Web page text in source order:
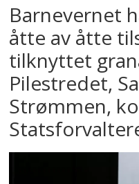
Barnevernet
åtte av åtte
tilknyttet
Pilestredet,
Strømmen,